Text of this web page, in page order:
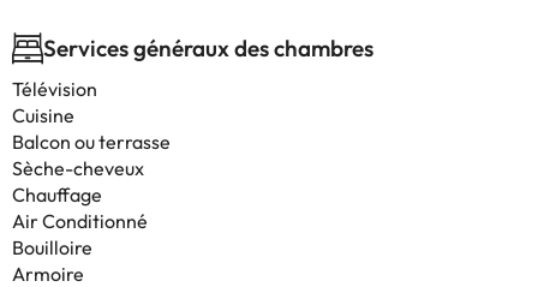
Services généraux des chambres
Télévision
Cuisine
Balcon ou terrasse
Sèche-cheveux
Chauffage
Air Conditionné
Bouilloire
Armoire